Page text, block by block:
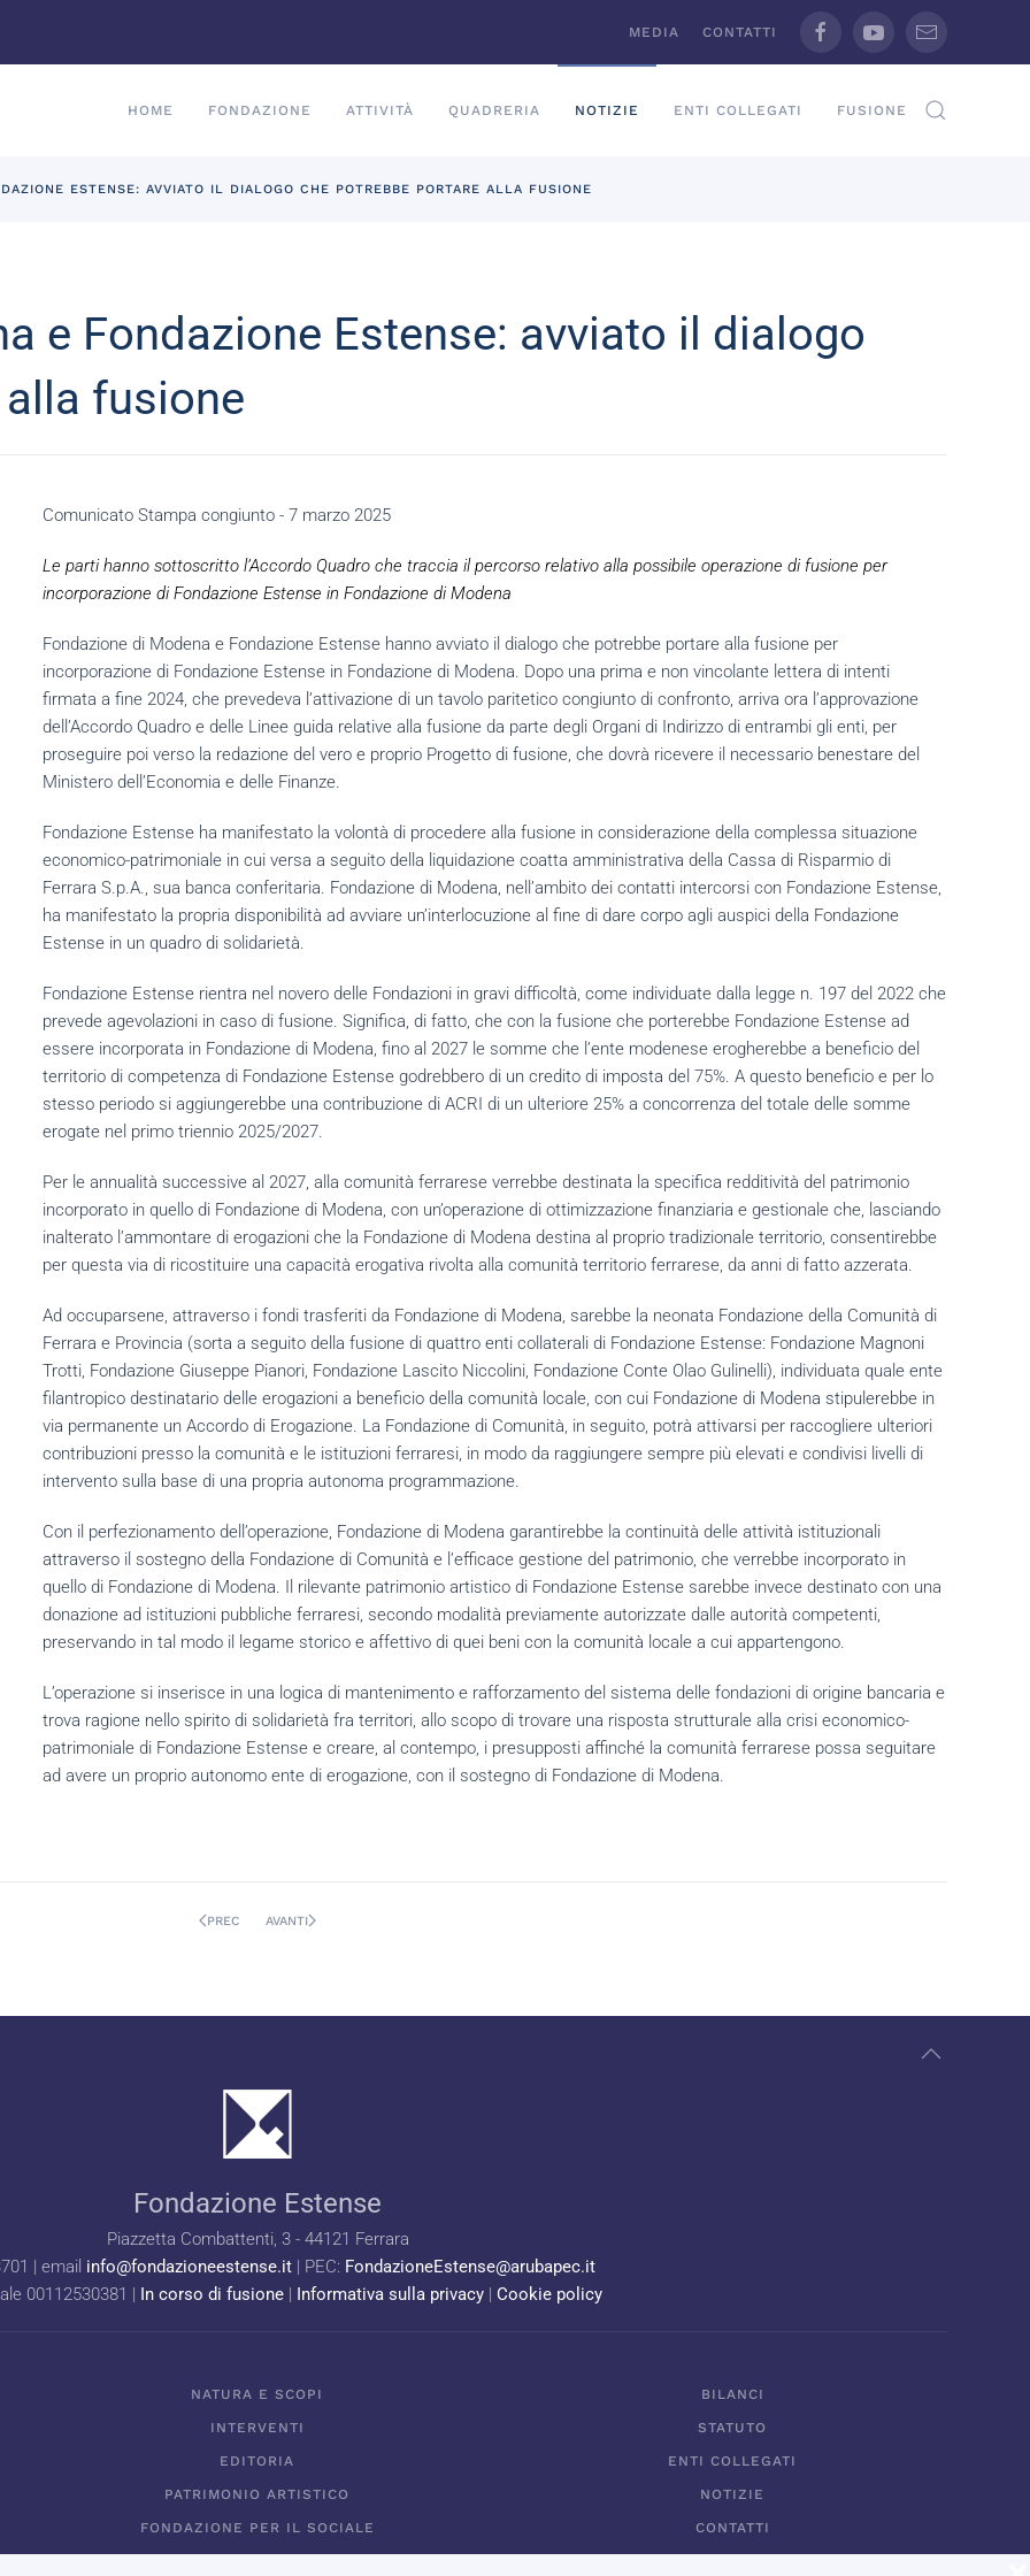
MEDIA CONTATTI
HOME FONDAZIONE ATTIVITÀ QUADRERIA NOTIZIE ENTI COLLEGATI FUSIONE
ESTENSE: AVVIATO IL DIALOGO CHE POTREBBE PORTARE ALLA FUSIONE
e Fondazione Estense: avviato il dialogo
fusione
Comunicato Stampa congiunto - 7 marzo 2025
Le parti hanno sottoscritto l’Accordo Quadro che traccia il percorso relativo alla possibile operazione di fusione per
incorporazione di Fondazione Estense in Fondazione di Modena
Fondazione di Modena e Fondazione Estense hanno avviato il dialogo che potrebbe portare alla fusione per
incorporazione di Fondazione Estense in Fondazione di Modena. Dopo una prima e non vincolante lettera di intenti
firmata a fine 2024, che prevedeva l’attivazione di un tavolo paritetico congiunto di confronto, arriva ora l’approvazione
dell’Accordo Quadro e delle Linee guida relative alla fusione da parte degli Organi di Indirizzo di entrambi gli enti, per
proseguire poi verso la redazione del vero e proprio Progetto di fusione, che dovrà ricevere il necessario benestare del
Ministero dell’Economia e delle Finanze.
Fondazione Estense ha manifestato la volontà di procedere alla fusione in considerazione della complessa situazione
economico-patrimoniale in cui versa a seguito della liquidazione coatta amministrativa della Cassa di Risparmio di
Ferrara S.p.A., sua banca conferitaria. Fondazione di Modena, nell’ambito dei contatti intercorsi con Fondazione Estense,
ha manifestato la propria disponibilità ad avviare un’interlocuzione al fine di dare corpo agli auspici della Fondazione
Estense in un quadro di solidarietà.
Fondazione Estense rientra nel novero delle Fondazioni in gravi difficoltà, come individuate dalla legge n. 197 del 2022 che
prevede agevolazioni in caso di fusione. Significa, di fatto, che con la fusione che porterebbe Fondazione Estense ad
essere incorporata in Fondazione di Modena, fino al 2027 le somme che l’ente modenese erogherebbe a beneficio del
territorio di competenza di Fondazione Estense godrebbero di un credito di imposta del 75%. A questo beneficio e per lo
stesso periodo si aggiungerebbe una contribuzione di ACRI di un ulteriore 25% a concorrenza del totale delle somme
erogate nel primo triennio 2025/2027.
Per le annualità successive al 2027, alla comunità ferrarese verrebbe destinata la specifica redditività del patrimonio
incorporato in quello di Fondazione di Modena, con un’operazione di ottimizzazione finanziaria e gestionale che, lasciando
inalterato l’ammontare di erogazioni che la Fondazione di Modena destina al proprio tradizionale territorio, consentirebbe
per questa via di ricostituire una capacità erogativa rivolta alla comunità territorio ferrarese, da anni di fatto azzerata.
Ad occuparsene, attraverso i fondi trasferiti da Fondazione di Modena, sarebbe la neonata Fondazione della Comunità di
Ferrara e Provincia (sorta a seguito della fusione di quattro enti collaterali di Fondazione Estense: Fondazione Magnoni
Trotti, Fondazione Giuseppe Pianori, Fondazione Lascito Niccolini, Fondazione Conte Olao Gulinelli), individuata quale ente
filantropico destinatario delle erogazioni a beneficio della comunità locale, con cui Fondazione di Modena stipulerebbe in
via permanente un Accordo di Erogazione. La Fondazione di Comunità, in seguito, potrà attivarsi per raccogliere ulteriori
contribuzioni presso la comunità e le istituzioni ferraresi, in modo da raggiungere sempre più elevati e condivisi livelli di
intervento sulla base di una propria autonoma programmazione.
Con il perfezionamento dell’operazione, Fondazione di Modena garantirebbe la continuità delle attività istituzionali
attraverso il sostegno della Fondazione di Comunità e l’efficace gestione del patrimonio, che verrebbe incorporato in
quello di Fondazione di Modena. Il rilevante patrimonio artistico di Fondazione Estense sarebbe invece destinato con una
donazione ad istituzioni pubbliche ferraresi, secondo modalità previamente autorizzate dalle autorità competenti,
preservando in tal modo il legame storico e affettivo di quei beni con la comunità locale a cui appartengono.
L’operazione si inserisce in una logica di mantenimento e rafforzamento del sistema delle fondazioni di origine bancaria e
trova ragione nello spirito di solidarietà fra territori, allo scopo di trovare una risposta strutturale alla crisi economico-
patrimoniale di Fondazione Estense e creare, al contempo, i presupposti affinché la comunità ferrarese possa seguitare
ad avere un proprio autonomo ente di erogazione, con il sostegno di Fondazione di Modena.
PREC AVANTI
Fondazione Estense
Piazzetta Combattenti, 3 - 44121 Ferrara
| email info@fondazioneestense.it| PEC: FondazioneEstense@arubapec.it
00112530381 | In corso di fusione | Informativa sulla privacy | Cookie policy
NATURA E SCOPI
INTERVENTI
EDITORIA
PATRIMONIO ARTISTICO
FONDAZIONE PER IL SOCIALE
BILANCI
STATUTO
ENTI COLLEGATI
NOTIZIE
CONTATTI